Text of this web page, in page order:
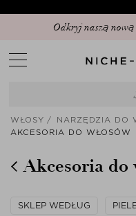
15% PEAK HOLIDAY –
Kod: SUNSHINE15
WŁOSY
NARZĘDZIA DO
AKCESORIA DO WŁOSÓW
Akcesoria do
SKLEP WEDŁUG